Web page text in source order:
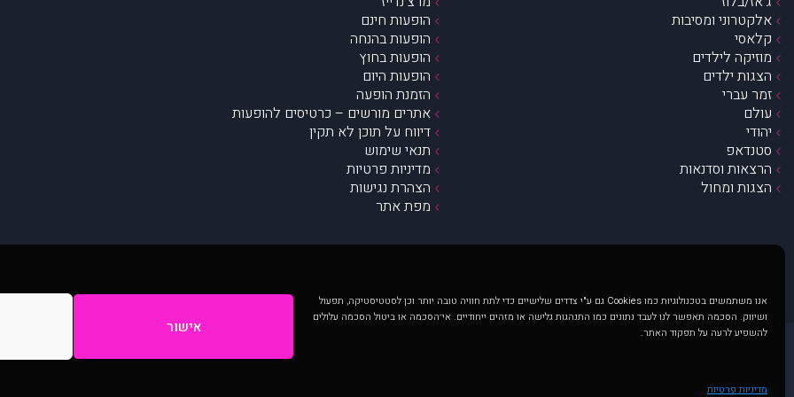
אנו משתמשים בטכנולוגיות כמו Cookies גם ע"י צדדים שלישיים כדי לתת חוויה טובה יותר וכן לסטטיסטיקה, תפעול
ושיווק. הסכמה תאפשר לנו לעבד נתונים כמו התנהגות גלישה או מזהים ייחודיים. אי־הסכמה או ביטול הסכמה עלולים
להשפיע לרעה על תפקוד האתר.
אישור
מדיניות פרטיות
אלקטרוני ומסיבות
קלאסי
מוזיקה לילדים
הצגות ילדים
זמר עברי
עולם
יהודי
סטנדאפ
הרצאות וסדנאות
הצגות ומחול
הופעות חינם
הופעות בהנחה
הופעות בחוץ
הופעות היום
הזמנת הופעה
אתרים מורשים – כרטיסים להופעות
דיווח על תוכן לא תקין
תנאי שימוש
מדיניות פרטיות
הצהרת נגישות
מפת אתר